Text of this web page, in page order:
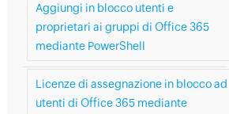
Aggiungi in blocco utenti e
proprietari ai gruppi di Office 365
mediante PowerShell
Licenze di assegnazione in blocco ad
utenti di Office 365 mediante